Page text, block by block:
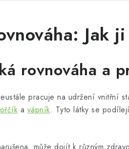
Jak
rovnováha a
pracuje na udržení vnitřní
a vápník. Tyto látky se